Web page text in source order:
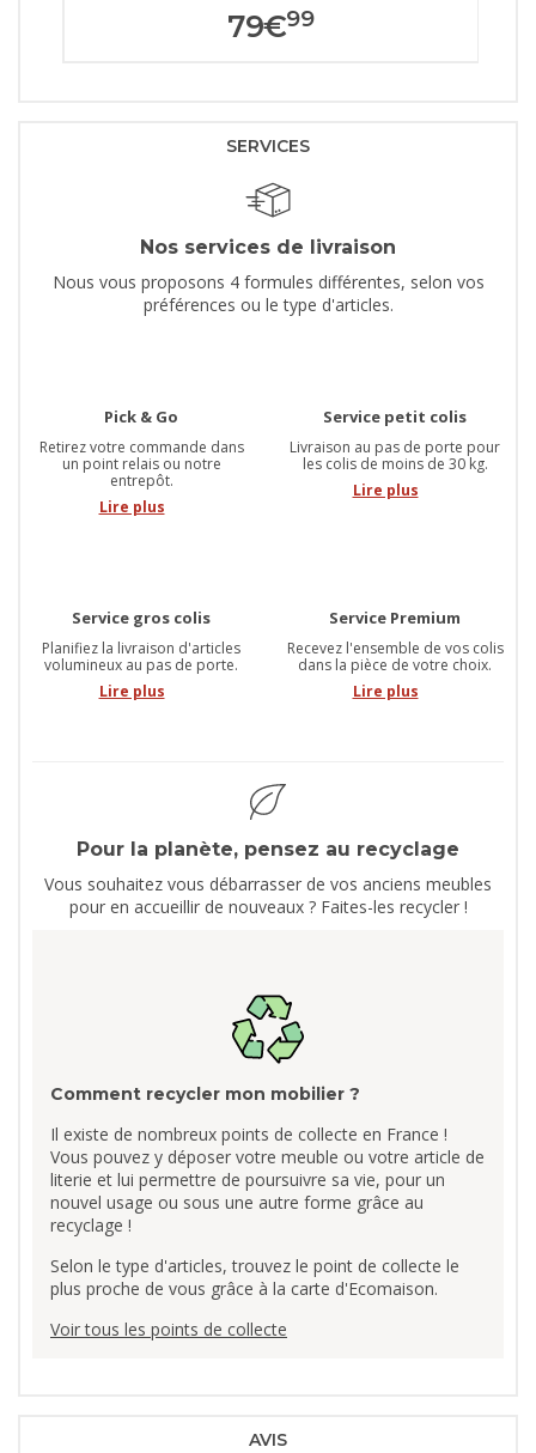
79€99
SERVICES
Nos services de livraison
Nous vous proposons 4 formules différentes, selon vos
préférences ou le type d'articles.
Pick & Go
Retirez votre commande dans
un point relais ou notre
entrepôt.
Lire plus
Service petit colis
Livraison au pas de porte pour
les colis de moins de 30 kg.
Lire plus
Service gros colis
Planifiez la livraison d'articles
volumineux au pas de porte.
Lire plus
Service Premium
Recevez l'ensemble de vos colis
dans la pièce de votre choix.
Lire plus
Pour la planète, pensez au recyclage
Vous souhaitez vous débarrasser de vos anciens meubles
pour en accueillir de nouveaux ? Faites-les recycler !
Comment recycler mon mobilier ?
Il existe de nombreux points de collecte en France !
Vous pouvez y déposer votre meuble ou votre article de
literie et lui permettre de poursuivre sa vie, pour un
nouvel usage ou sous une autre forme grâce au
recyclage !
Selon le type d'articles, trouvez le point de collecte le
plus proche de vous grâce à la carte d'Ecomaison.
Voir tous les points de collecte
AVIS